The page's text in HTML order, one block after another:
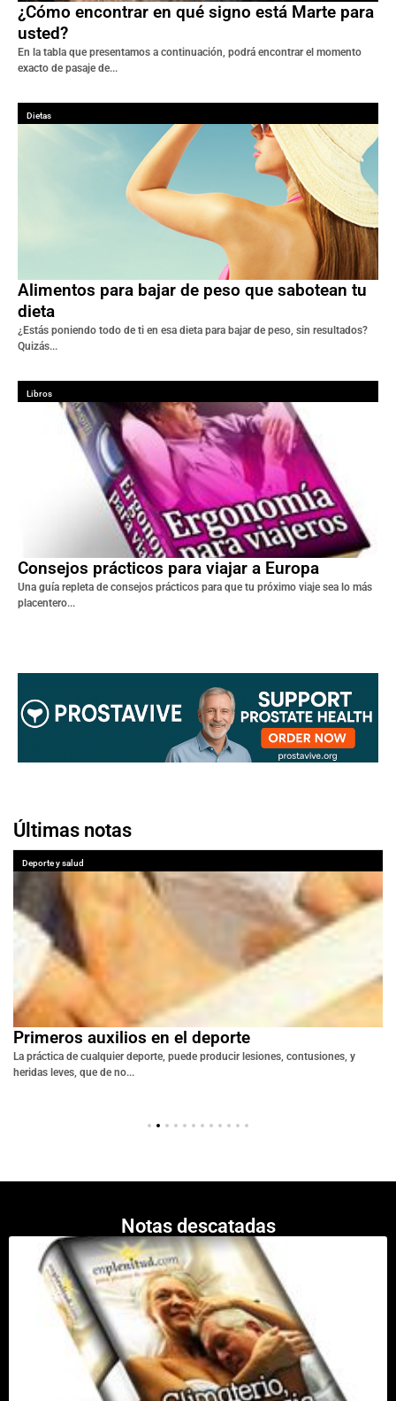
¿Cómo encontrar en qué signo está Marte para
usted?
En la tabla que presentamos a continuación, podrá encontrar el momento
exacto de pasaje de...
Dietas
Alimentos para bajar de peso que sabotean tu
dieta
¿Estás poniendo todo de ti en esa dieta para bajar de peso, sin resultados?
Quizás...
Libros
Consejos prácticos para viajar a Europa
Una guía repleta de consejos prácticos para que tu próximo viaje sea lo más
placentero...
Últimas notas
Deporte y salud
Primeros auxilios en el deporte
La práctica de cualquier deporte, puede producir lesiones, contusiones, y
heridas leves, que de no...
Notas descatadas